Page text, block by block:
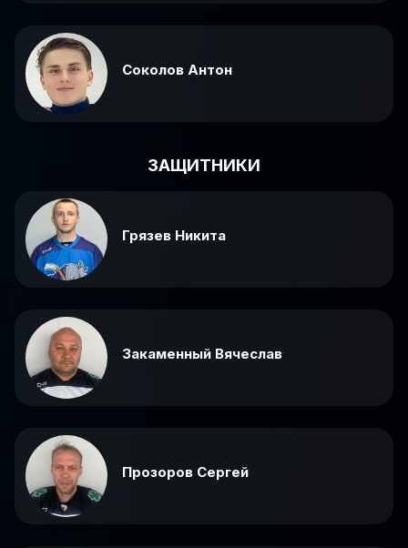
Соколов Антон
ЗАЩИТНИКИ
Грязев Никита
Закаменный Вячеслав
Прозоров Сергей